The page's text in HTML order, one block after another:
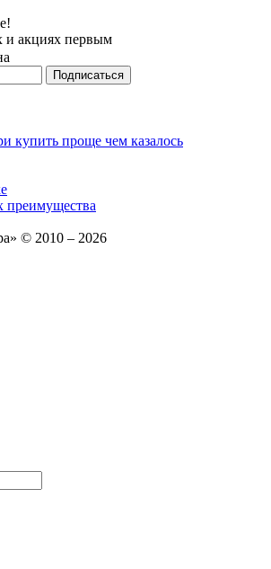
и акциях первым
купить проще чем казалось
преимущества
© 2010 – 2026